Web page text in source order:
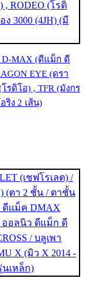
D-MAX (ดีแม็ก ดี
EYE (ดรา
รดิโอ) , TFR (มังกร
ริง 2 เส้น)